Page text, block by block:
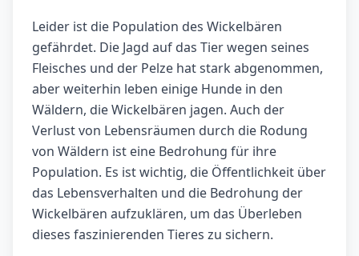
Leider ist die Population des Wickelbären
gefährdet. Die Jagd auf das Tier wegen seines
Fleisches und der Pelze hat stark abgenommen,
aber weiterhin leben einige Hunde in den
Wäldern, die Wickelbären jagen. Auch der
Verlust von Lebensräumen durch die Rodung
von Wäldern ist eine Bedrohung für ihre
Population. Es ist wichtig, die Öffentlichkeit über
das Lebensverhalten und die Bedrohung der
Wickelbären aufzuklären, um das Überleben
dieses faszinierenden Tieres zu sichern.